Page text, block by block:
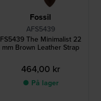
Fossil
AFS5439
FS5439 The Minimalist 22
mm Brown Leather Strap
464,00 kr
● På lager